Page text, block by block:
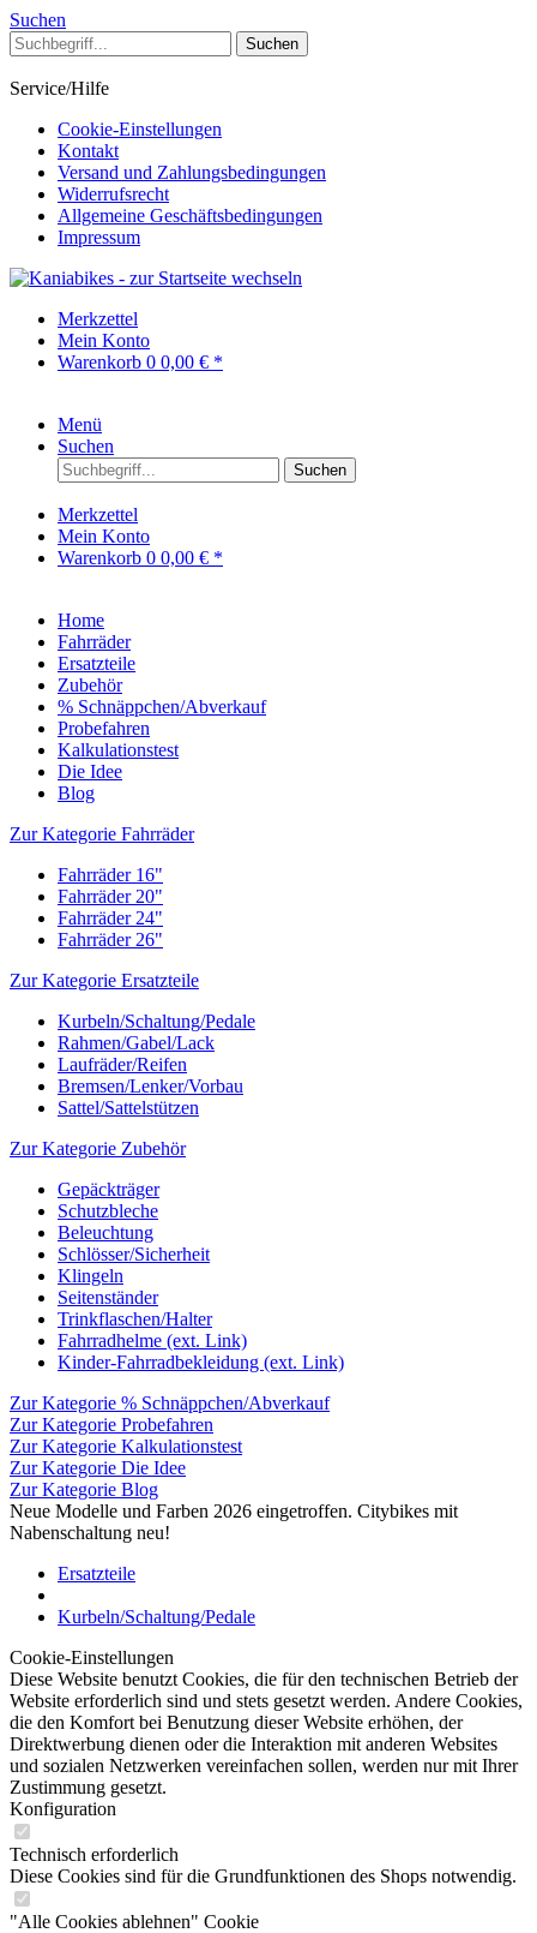
Suchen
Suchen
Service/Hilfe
Cookie-Einstellungen
Kontakt
Versand und Zahlungsbedingungen
Widerrufsrecht
Allgemeine Geschäftsbedingungen
Impressum
Merkzettel
Mein Konto
Warenkorb 0 0,00 € *
Menü
Suchen
Suchen
Merkzettel
Mein Konto
Warenkorb 0 0,00 € *
Home
Fahrräder
Ersatzteile
Zubehör
% Schnäppchen/Abverkauf
Probefahren
Kalkulationstest
Die Idee
Blog
Zur Kategorie Fahrräder
Fahrräder 16"
Fahrräder 20"
Fahrräder 24"
Fahrräder 26"
Zur Kategorie Ersatzteile
Kurbeln/Schaltung/Pedale
Rahmen/Gabel/Lack
Laufräder/Reifen
Bremsen/Lenker/Vorbau
Sattel/Sattelstützen
Zur Kategorie Zubehör
Gepäckträger
Schutzbleche
Beleuchtung
Schlösser/Sicherheit
Klingeln
Seitenständer
Trinkflaschen/Halter
Fahrradhelme (ext. Link)
Kinder-Fahrradbekleidung (ext. Link)
Zur Kategorie % Schnäppchen/Abverkauf
Zur Kategorie Probefahren
Zur Kategorie Kalkulationstest
Zur Kategorie Die Idee
Zur Kategorie Blog
Neue Modelle und Farben 2026 eingetroffen. Citybikes mit
Nabenschaltung neu!
Ersatzteile
Kurbeln/Schaltung/Pedale
Cookie-Einstellungen
Diese Website benutzt Cookies, die für den technischen Betrieb der
Website erforderlich sind und stets gesetzt werden. Andere Cookies,
die den Komfort bei Benutzung dieser Website erhöhen, der
Direktwerbung dienen oder die Interaktion mit anderen Websites
und sozialen Netzwerken vereinfachen sollen, werden nur mit Ihrer
Zustimmung gesetzt.
Konfiguration
Technisch erforderlich
Diese Cookies sind für die Grundfunktionen des Shops notwendig.
"Alle Cookies ablehnen" Cookie